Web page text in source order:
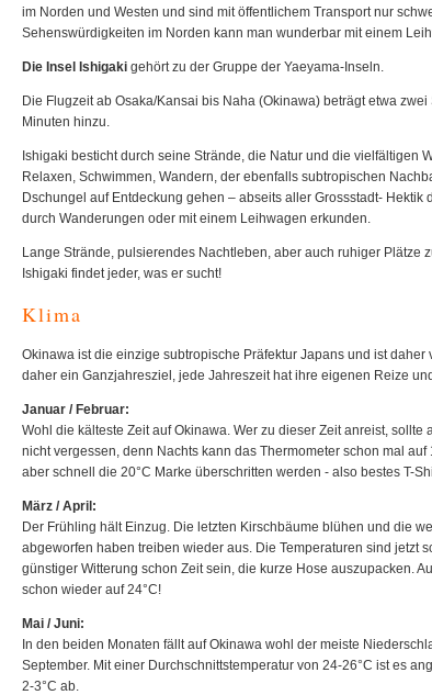
im Norden und Westen und sind mit öffentlichem Transport nur
Sehenswürdigkeiten im Norden kann man wunderbar mit einem
Die Insel Ishigaki gehört zu der Gruppe der Yaeyama-Inseln.
Die Flugzeit ab Osaka/Kansai bis Naha (Okinawa) beträgt etwa
Minuten hinzu.
Ishigaki besticht durch seine Strände, die Natur und die vielfältigen
Relaxen, Schwimmen, Wandern, der ebenfalls subtropischen
Dschungel auf Entdeckung gehen – abseits aller Grossstadt-
durch Wanderungen oder mit einem Leihwagen erkunden.
Lange Strände, pulsierendes Nachtleben, aber auch ruhiger Plätze
Ishigaki findet jeder, was er sucht!
Klima
Okinawa ist die einzige subtropische Präfektur Japans und ist
daher ein Ganzjahresziel, jede Jahreszeit hat ihre eigenen Reize
Januar / Februar:
Wohl die kälteste Zeit auf Okinawa. Wer zu dieser Zeit anreist,
nicht vergessen, denn Nachts kann das Thermometer schon mal
aber schnell die 20°C Marke überschritten werden - also bestes T-
März / April:
Der Frühling hält Einzug. Die letzten Kirschbäume blühen und die
abgeworfen haben treiben wieder aus. Die Temperaturen sind jetzt
günstiger Witterung schon Zeit sein, die kurze Hose auszupacken.
schon wieder auf 24°C!
Mai / Juni:
In den beiden Monaten fällt auf Okinawa wohl der meiste
September. Mit einer Durchschnittstemperatur von 24-26°C ist es
2-3°C ab.